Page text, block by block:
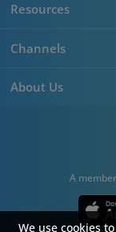
Resources
Channels
About Us
A
We use cookies